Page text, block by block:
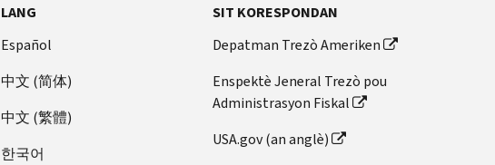
LANG
Español
中文 (简体)
中文 (繁體)
한국어
SIT KORESPONDAN
Depatman Trezò Ameriken
Enspektè Jeneral Trezò pou
Administrasyon Fiskal
USA.gov (an anglè)